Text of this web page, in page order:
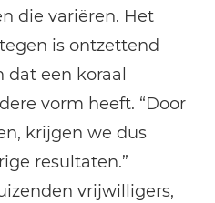
die variëren. Het
is ontzettend
een koraal
vorm heeft. “Door
krijgen we dus
resultaten.”
vrijwilligers,